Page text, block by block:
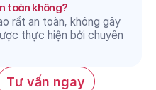
toàn không?
rất an toàn, không gây
thực hiện bởi chuyên
Tư vấn ngay